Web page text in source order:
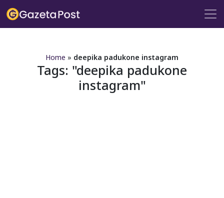
Home » deepika padukone instagram
Tags: deepika padukone
instagram